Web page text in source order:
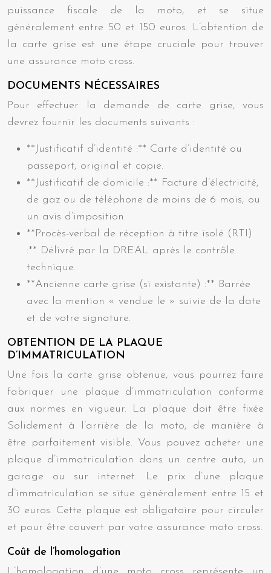
puissance fiscale de la moto, et se situe
généralement entre 50 et 150 euros. L’obtention de
la carte grise est une étape cruciale pour trouver
une assurance moto cross.
DOCUMENTS NÉCESSAIRES
Pour effectuer la demande de carte grise, vous
devrez fournir les documents suivants :
**Justificatif d’identité :** Carte d’identité ou
passeport, original et copie.
**Justificatif de domicile :** Facture d’électricité,
de gaz ou de téléphone de moins de 6 mois, ou
un avis d’imposition.
**Procès-verbal de réception à titre isolé (RTI)
:** Délivré par la DREAL après le contrôle
technique.
**Ancienne carte grise (si existante) :** Barrée
avec la mention « vendue le » suivie de la date
et de votre signature.
OBTENTION DE LA PLAQUE
D’IMMATRICULATION
Une fois la carte grise obtenue, vous pourrez faire
fabriquer une plaque d’immatriculation conforme
aux normes en vigueur. La plaque doit être fixée
Solidement à l’arrière de la moto, de manière à
être parfaitement visible. Vous pouvez acheter une
plaque d’immatriculation dans un centre auto, un
garage ou sur internet. Le prix d’une plaque
d’immatriculation se situe généralement entre 15 et
30 euros. Cette plaque est obligatoire pour circuler
et pour être couvert par votre assurance moto cross.
Coût de l’homologation